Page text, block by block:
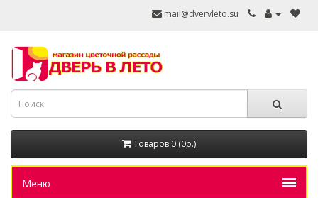
mail@dvervleto.su
Товаров 0 (0р.)
Меню